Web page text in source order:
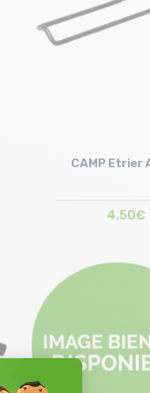
Taille en
CAMP Etrier
4,50€